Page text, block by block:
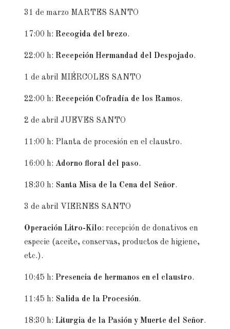
31 de marzo MARTES SANTO
17:00 h: Recogida del brezo.
22:00 h: Recepción Hermandad del Despojado.
1 de abril MIÉRCOLES SANTO
22:00 h: Recepción Cofradía de los Ramos.
2 de abril JUEVES SANTO
11:00 h: Planta de procesión en el claustro.
16:00 h: Adorno floral del paso.
18:30 h: Santa Misa de la Cena del Señor.
3 de abril VIERNES SANTO
Operación Litro-Kilo: recepción de donativos en
especie (aceite, conservas, productos de higiene,
etc.).
10:45 h: Presencia de hermanos en el claustro.
11:45 h: Salida de la Procesión.
18:30 h: Liturgia de la Pasión y Muerte del Señor.